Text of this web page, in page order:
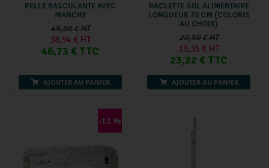
PELLE BASCULANTE AVEC
MANCHE
49,00 € HT
38,94 € HT
46,73 € TTC
AJOUTER AU PANIER
RACLETTE SOL ALIMENTAIRE
LONGUEUR 70 CM (COLORIS
AU CHOIX)
20,50 € HT
19,35 € HT
23,22 € TTC
AJOUTER AU PANIER
-12 %